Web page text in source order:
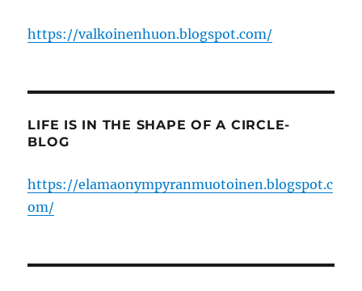
https://valkoinenhuon.blogspot.com/
LIFE IS IN THE SHAPE OF A CIRCLE-
BLOG
https://elamaonympyranmuotoinen.blogspot.c
om/